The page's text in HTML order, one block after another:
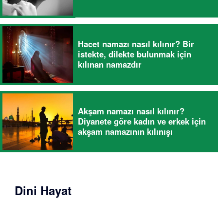
Hacet namazı nasıl kılınır? Bir
istekte, dilekte bulunmak için
kılınan namazdır
Akşam namazı nasıl kılınır?
Diyanete göre kadın ve erkek için
akşam namazının kılınışı
Dini Hayat